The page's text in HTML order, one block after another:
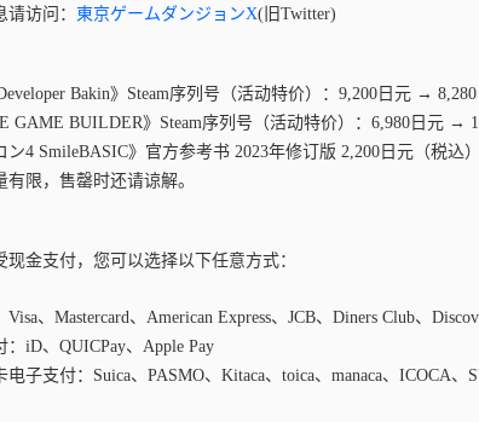
访问： 東京ゲームダンジョンX(旧Twitter)
Developer Bakin》Steam序列号（活动特价）：9,200日元 →
GAME BUILDER》Steam序列号（活动特价）：6,980日元 →
ン4 SmileBASIC》官方参考书 2023年修订版 2,200日元（税込）
限，售罄时还请谅解。
现金支付，您可以选择以下任意方式：
、Mastercard、American Express、JCB、Diners Club、
：iD、QUICPay、Apple Pay
电子支付：Suica、PASMO、Kitaca、toica、manaca、ICOCA、